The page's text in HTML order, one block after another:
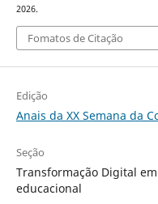
2026.
Fomatos de Citação
Edição
Anais da XX Semana da
Seção
Transformação Digital
educacional